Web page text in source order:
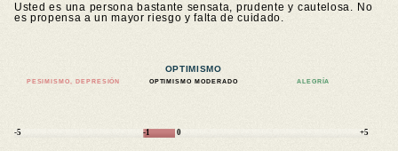
Usted es una persona bastante sensata, prudente y cautelosa. No
es propensa a un mayor riesgo y falta de cuidado.
OPTIMISMO
PESIMISMO, DEPRESIÓN OPTIMISMO MODERADO ALEGRÍA
-5 -1 0 +5